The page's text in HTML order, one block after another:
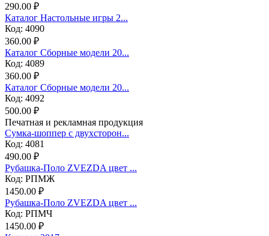
290.00 ₽
Каталог Настольные игры 2...
Код: 4090
360.00 ₽
Каталог Сборные модели 20...
Код: 4089
360.00 ₽
Каталог Сборные модели 20...
Код: 4092
500.00 ₽
Печатная и рекламная продукция
Сумка-шоппер с двухсторон...
Код: 4081
490.00 ₽
Рубашка-Поло ZVEZDA цвет ...
Код: РПМЖ
1450.00 ₽
Рубашка-Поло ZVEZDA цвет ...
Код: РПМЧ
1450.00 ₽